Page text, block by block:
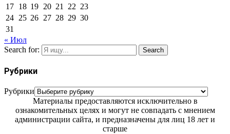
17 18 19 20 21 22 23
24 25 26 27 28 29 30
31
« Июл
Search for:
Search
Рубрики
Рубрики
Материалы предоставляются исключительно в
ознакомительных целях и могут не совпадать с мнением
администрации сайта, и предназначены для лиц 18 лет и
старше